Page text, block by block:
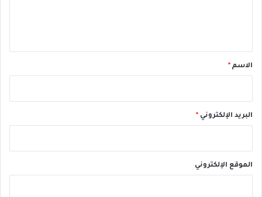
*الاسم *
البريد الإلكتروني *
الموقع الإلكتروني